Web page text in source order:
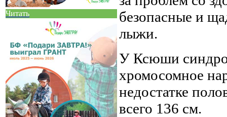
Читать
безопасные и
лыжи.
У Ксюши
хромосомное
недостатке
всего 136 см.